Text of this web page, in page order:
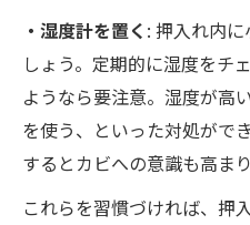
・湿度計を置く : 押入れ内
しょう。定期的に湿度をチ
ようなら要注意​。湿度が高
を使う、といった対処がで
するとカビへの意識も高ま
これらを習慣づければ、押